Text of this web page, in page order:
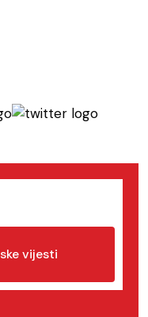
vijesti